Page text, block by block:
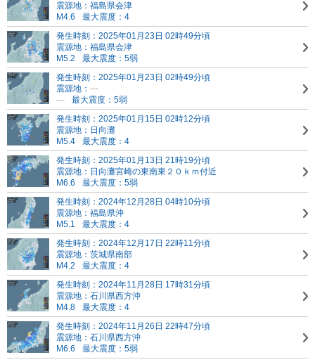
震源地：福島県会津
M4.6
最大震度：4
発生時刻：2025年01月23日 02時49分頃
震源地：福島県会津
M5.2
最大震度：5弱
発生時刻：2025年01月23日 02時49分頃
震源地： ---
---
最大震度：5弱
発生時刻：2025年01月15日 02時12分頃
震源地：日向灘
M5.4
最大震度：4
発生時刻：2025年01月13日 21時19分頃
震源地：日向灘宮崎の東南東２０ｋｍ付近
M6.6
最大震度：5弱
発生時刻：2024年12月28日 04時10分頃
震源地：福島県沖
M5.1
最大震度：4
発生時刻：2024年12月17日 22時11分頃
震源地：茨城県南部
M4.2
最大震度：4
発生時刻：2024年11月28日 17時31分頃
震源地：石川県西方沖
M4.8
最大震度：4
発生時刻：2024年11月26日 22時47分頃
震源地：石川県西方沖
M6.6
最大震度：5弱